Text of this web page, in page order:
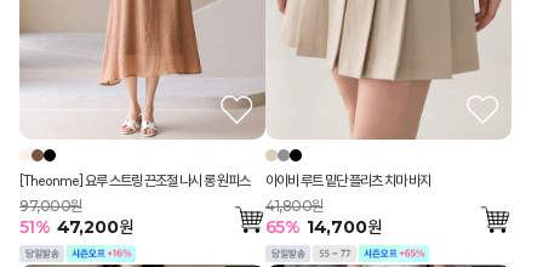
[Theonme] 요루 스트링 끈조절 나시 롱 원피스
97,000원
51% 47,200원
아이비 루트 밑단 플리츠 치마 바지
41,800원
65% 14,700원